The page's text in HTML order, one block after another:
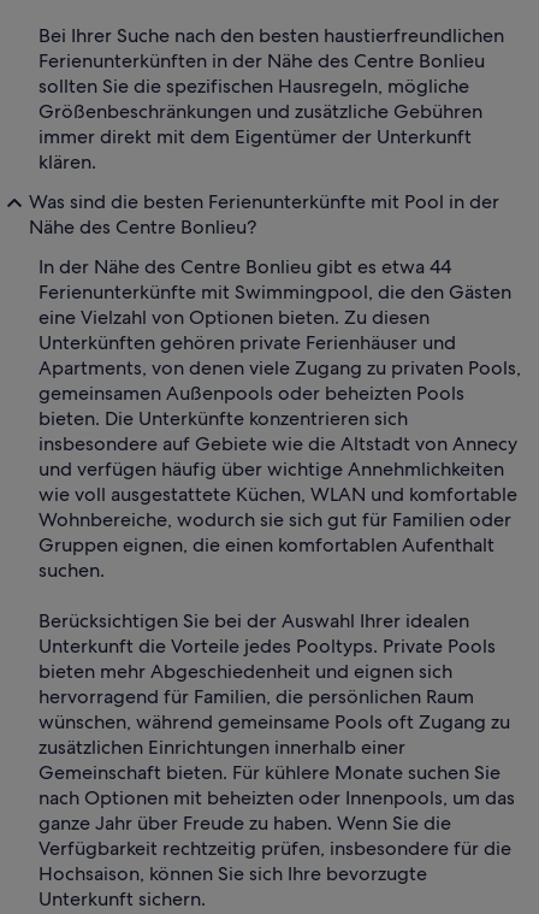
Bei Ihrer Suche nach den besten haustierfreundlichen
Ferienunterkünften in der Nähe des Centre Bonlieu
sollten Sie die spezifischen Hausregeln, mögliche
Größenbeschränkungen und zusätzliche Gebühren
immer direkt mit dem Eigentümer der Unterkunft
klären.
Was sind die besten Ferienunterkünfte mit Pool in der
Nähe des Centre Bonlieu?
In der Nähe des Centre Bonlieu gibt es etwa 44
Ferienunterkünfte mit Swimmingpool, die den Gästen
eine Vielzahl von Optionen bieten. Zu diesen
Unterkünften gehören private Ferienhäuser und
Apartments, von denen viele Zugang zu privaten Pools,
gemeinsamen Außenpools oder beheizten Pools
bieten. Die Unterkünfte konzentrieren sich
insbesondere auf Gebiete wie die Altstadt von Annecy
und verfügen häufig über wichtige Annehmlichkeiten
wie voll ausgestattete Küchen, WLAN und komfortable
Wohnbereiche, wodurch sie sich gut für Familien oder
Gruppen eignen, die einen komfortablen Aufenthalt
suchen.
Berücksichtigen Sie bei der Auswahl Ihrer idealen
Unterkunft die Vorteile jedes Pooltyps. Private Pools
bieten mehr Abgeschiedenheit und eignen sich
hervorragend für Familien, die persönlichen Raum
wünschen, während gemeinsame Pools oft Zugang zu
zusätzlichen Einrichtungen innerhalb einer
Gemeinschaft bieten. Für kühlere Monate suchen Sie
nach Optionen mit beheizten oder Innenpools, um das
ganze Jahr über Freude zu haben. Wenn Sie die
Verfügbarkeit rechtzeitig prüfen, insbesondere für die
Hochsaison, können Sie sich Ihre bevorzugte
Unterkunft sichern.